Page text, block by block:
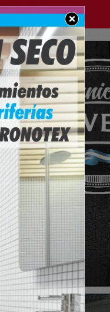
×